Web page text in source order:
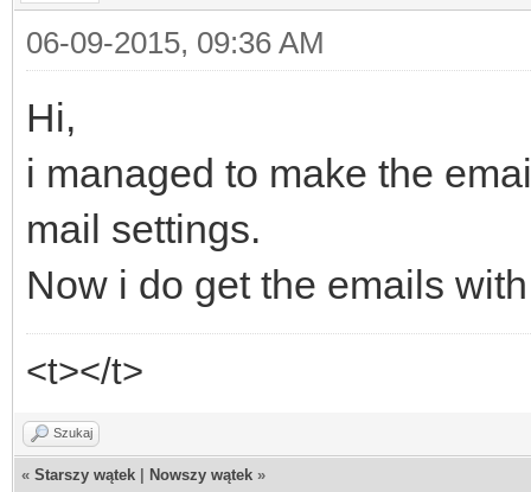
06-09-2015, 09:36 AM
Hi,
i managed to make the
mail settings.
Now i do get the emails
<t></t>
Szukaj
« Starszy wątek Nowszy wątek »